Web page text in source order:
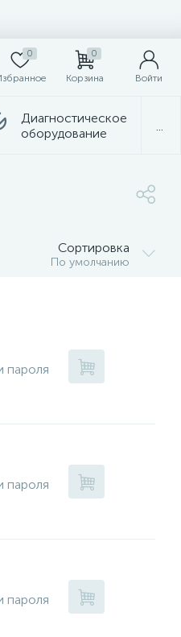
0 0
Корзина Войти
Диагностическое
оборудование
Сортировка
По умолчанию
пароля
пароля
пароля